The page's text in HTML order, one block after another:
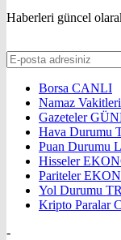
Haberleri güncel
Borsa CANLI
Namaz Vakitleri
Gazeteler
Hava Durumu
Puan Durumu
Hisseler
Pariteler
Yol Durumu
Kripto Paralar
-